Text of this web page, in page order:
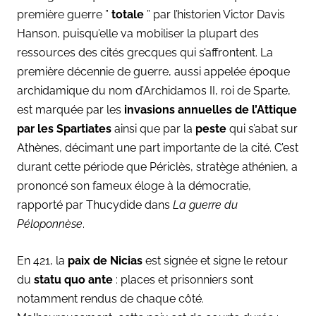
première guerre ” totale ” par l’historien Victor Davis
Hanson, puisqu’elle va mobiliser la plupart des
ressources des cités grecques qui s’affrontent. La
première décennie de guerre, aussi appelée époque
archidamique du nom d’Archidamos II, roi de Sparte,
est marquée par les invasions annuelles de l’Attique
par les Spartiates ainsi que par la peste qui s’abat sur
Athènes, décimant une part importante de la cité. C’est
durant cette période que Périclès, stratège athénien, a
prononcé son fameux éloge à la démocratie,
rapporté par Thucydide dans La guerre du
Péloponnèse.
En 421, la paix de Nicias est signée et signe le retour
du statu quo ante : places et prisonniers sont
notamment rendus de chaque côté.